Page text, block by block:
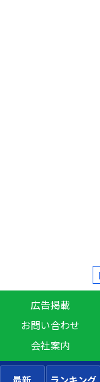
広告掲載
お問い合わせ
会社案内